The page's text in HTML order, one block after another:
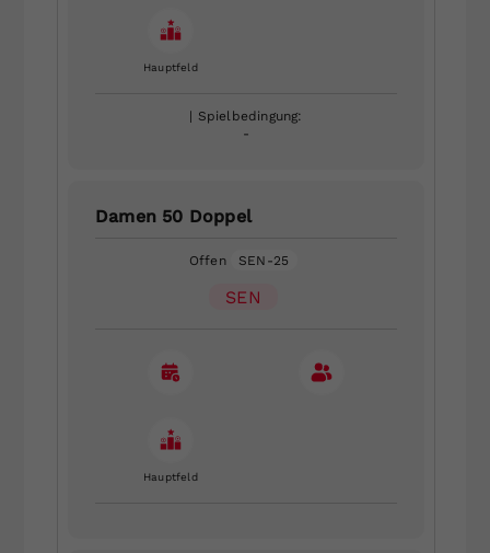
Hauptfeld
| Spielbedingung:
-
Damen 50 Doppel
Offen SEN-25
SEN
Hauptfeld